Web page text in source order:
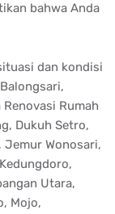
bahwa Anda
dan kondisi
Rumah
Dukuh Setro,
Jemur Wonosari,
Utara,
Mojo,